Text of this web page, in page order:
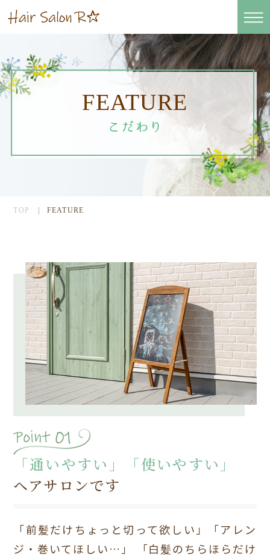
FEATURE
TOP FEATURE
「通いやすい」「使いやすい」
ヘアサロンです
「前髪だけちょっと切って欲しい」「アレン
ジ・巻いてほしい…」
「白髪のちらほらだけ